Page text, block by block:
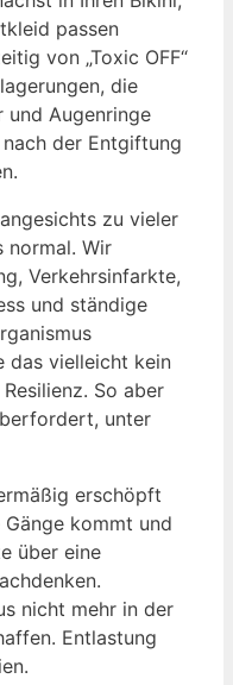
passen
von „Toxic OFF“
die
und Augenringe
der Entgiftung
zu vieler
normal. Wir
Verkehrsinfarkte,
und ständige
das vielleicht kein
So aber
unter
erschöpft
kommt und
über eine
nicht mehr in der
Entlastung